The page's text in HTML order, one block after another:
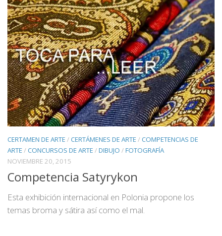
CERTAMEN DE ARTE /CERTÁMENES DE ARTE /COMPETENCIAS DE
ARTE /CONCURSOS DE ARTE /DIBUJO /FOTOGRAFÍA
NOVIEMBRE 20, 2015
Competencia Satyrykon
Esta exhibición internacional en Polonia propone los
temas broma y sátira así como el mal.